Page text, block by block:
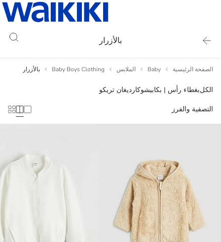
بالأزرار
الصفحة الرئيسية Baby الملابس Baby Boys Clothing بالأزرار
الكلبغطاء رأس | بكابيشوكارديغان تريكو
التصفية والفرز